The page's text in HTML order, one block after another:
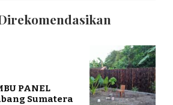
PANEL
Sumatera